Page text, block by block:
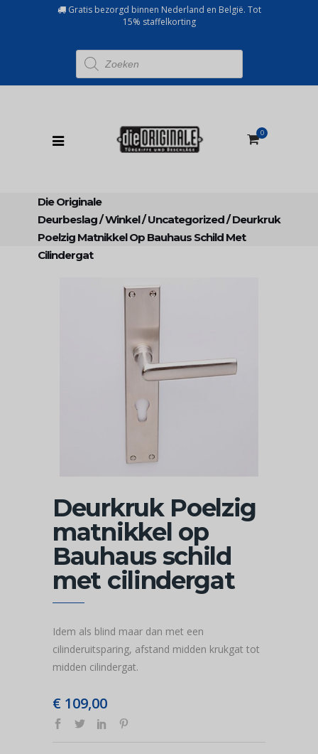
Gratis bezorgd binnen Nederland en België. Tot
15% staffelkorting
Producten
zoeken
0
Die Originale
Deurbeslag/Winkel/Uncategorized/Deurkruk
Poelzig Matnikkel Op Bauhaus Schild Met
Cilindergat
Deurkruk Poelzig
matnikkel op
Bauhaus schild
met cilindergat
Idem als blind maar dan met een
cilinderuitsparing, afstand midden krukgat tot
midden cilindergat.
€ 109,00